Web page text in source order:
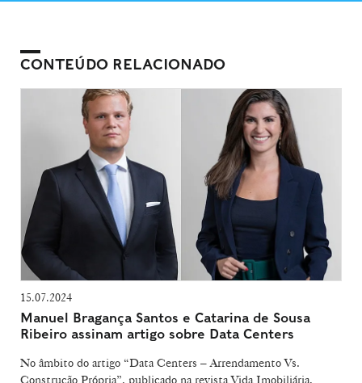
CONTEÚDO RELACIONADO
15.07.2024
Manuel Bragança Santos e Catarina de Sousa
Ribeiro assinam artigo sobre Data Centers
No âmbito do artigo “Data Centers – Arrendamento Vs.
Construção Própria”, publicado na revista Vida Imobiliária,